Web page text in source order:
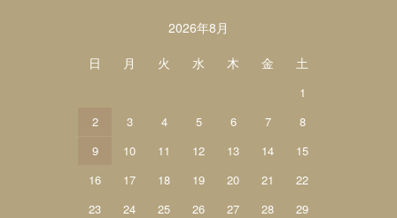
2026年8月
日
月 火 水 木 金 土
1
2
3 4 5 6 7
8
9
10 11 12 13 14
15
16
17 18 19 20 21
22
23
24 25 26 27 28
29